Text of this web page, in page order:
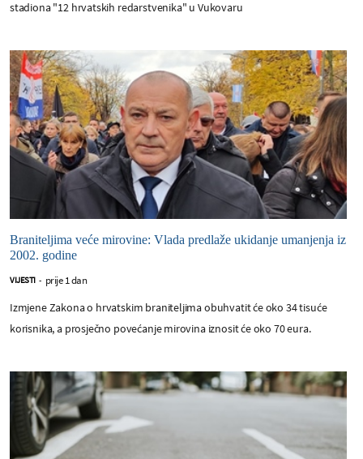
stadiona "12 hrvatskih redarstvenika" u Vukovaru
Braniteljima veće mirovine: Vlada predlaže ukidanje umanjenja iz
2002. godine
VIJESTI - prije 1 dan
Izmjene Zakona o hrvatskim braniteljima obuhvatit će oko 34 tisuće
korisnika, a prosječno povećanje mirovina iznosit će oko 70 eura.